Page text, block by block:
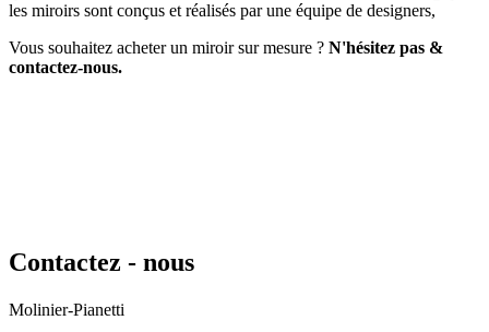
les miroirs sont conçus et réalisés par une équipe de designers,
Vous souhaitez acheter un miroir sur mesure ? N'hésitez pas &
contactez-nous.
Contactez - nous
Molinier-Pianetti